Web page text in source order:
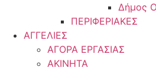
Δήμος
ΠΕΡΙΦΕΡΙΑΚΕΣ
ΑΓΓΕΛΙΕΣ
ΑΓΟΡΑ ΕΡΓΑΣΙΑΣ
ΑΚΙΝΗΤΑ